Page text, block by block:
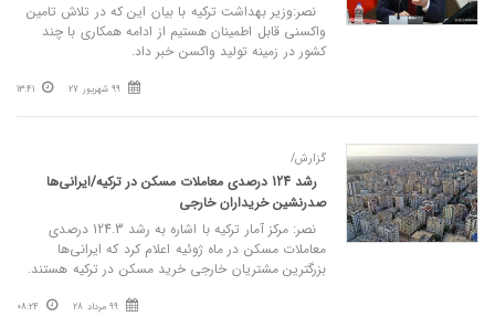
نصر:وزیر بهداشت ترکیه با بیان این که در تلاش تامین
واکسنی قابل اطمینان هستیم از ادامه همکاری‌ با چند
کشور در زمینه تولید واکسن خبر داد.
99 شهریور 27 13:41
گزارش/
رشد 124 درصدی معاملات مسکن در ترکیه/ایرانی‌ها
صدرنشین خریداران خارجی
نصر: مرکز آمار ترکیه با اشاره به رشد 124.3 درصدی
معاملات مسکن در ماه ژوئیه اعلام کرد که ایرانی‌ها
بزرگترین مشتریان خارجی خرید مسکن در ترکیه هستند.
99 مرداد 28 08:24